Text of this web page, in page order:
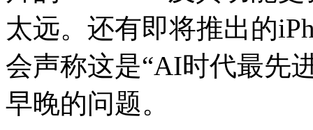
太远。还有即将推出的
会声称这是“AI时代最先
早晚的问题。